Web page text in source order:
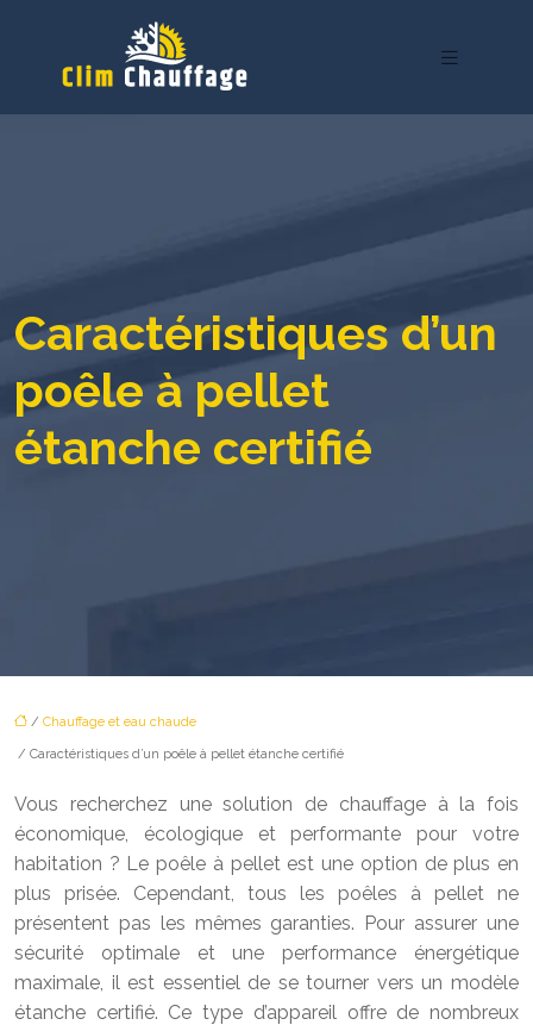
Caractéristiques d’un
poêle à pellet
étanche certifié
/ Chauffage et eau chaude
/ Caractéristiques d’un poêle à pellet étanche certifié
Vous recherchez une solution de chauffage à la fois
économique, écologique et performante pour votre
habitation ? Le poêle à pellet est une option de plus en
plus prisée. Cependant, tous les poêles à pellet ne
présentent pas les mêmes garanties. Pour assurer une
sécurité optimale et une performance énergétique
maximale, il est essentiel de se tourner vers un modèle
étanche certifié. Ce type d’appareil offre de nombreux